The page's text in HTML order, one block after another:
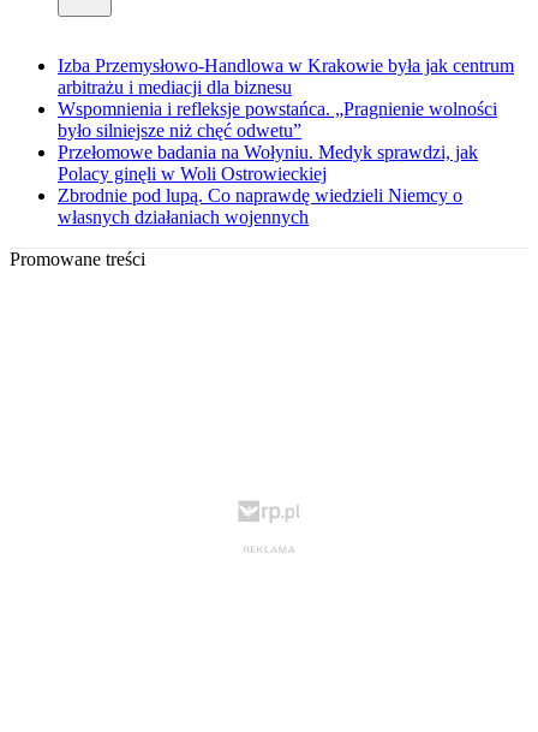
Izba Przemysłowo-Handlowa w Krakowie była jak centrum
arbitrażu i mediacji dla biznesu
Wspomnienia i refleksje powstańca. „Pragnienie wolności
było silniejsze niż chęć odwetu”
Przełomowe badania na Wołyniu. Medyk sprawdzi, jak
Polacy ginęli w Woli Ostrowieckiej
Zbrodnie pod lupą. Co naprawdę wiedzieli Niemcy o
własnych działaniach wojennych
Promowane treści